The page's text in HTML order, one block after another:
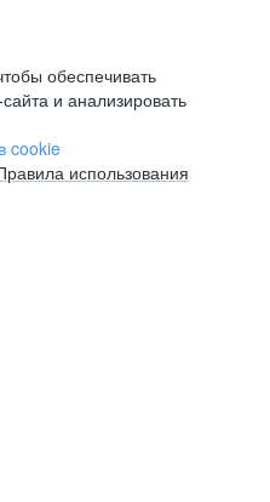
обеспечивать
и анализировать
cookie
использования